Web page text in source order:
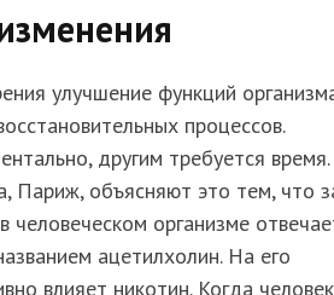
улучшение функций
процессов.
другим требуется время.
Париж, объясняют это тем, что
человеческом организме
ацетилхолин. На его
влияет никотин. Когда человек